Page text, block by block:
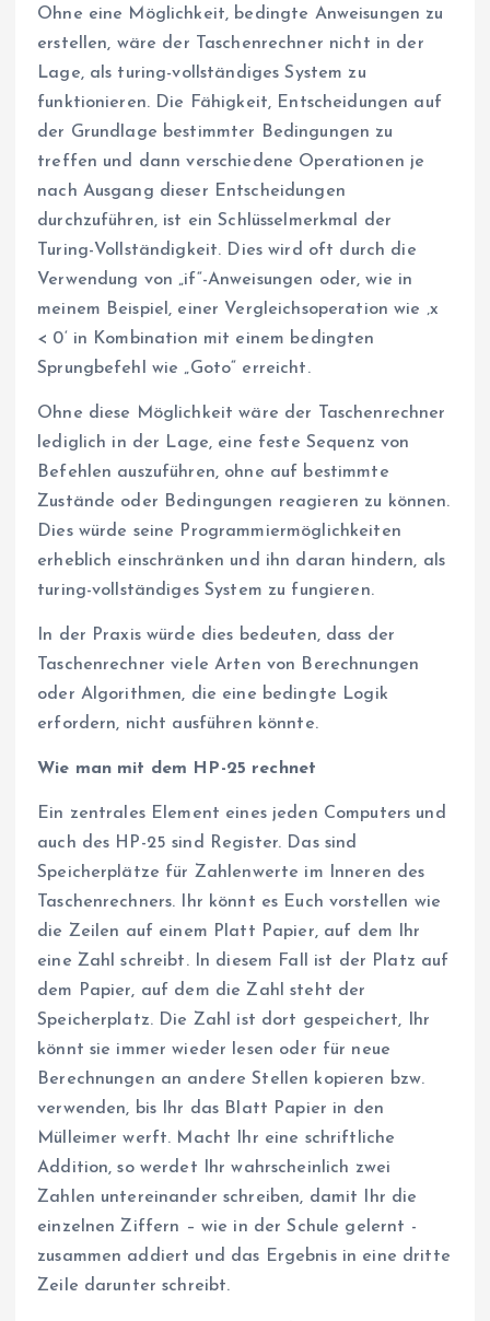
Ohne eine Möglichkeit, bedingte Anweisungen zu
erstellen, wäre der Taschenrechner nicht in der
Lage, als turing-vollständiges System zu
funktionieren. Die Fähigkeit, Entscheidungen auf
der Grundlage bestimmter Bedingungen zu
treffen und dann verschiedene Operationen je
nach Ausgang dieser Entscheidungen
durchzuführen, ist ein Schlüsselmerkmal der
Turing-Vollständigkeit. Dies wird oft durch die
Verwendung von „if“-Anweisungen oder, wie in
meinem Beispiel, einer Vergleichsoperation wie ‚x
< 0‘ in Kombination mit einem bedingten
Sprungbefehl wie „Goto“ erreicht.
Ohne diese Möglichkeit wäre der Taschenrechner
lediglich in der Lage, eine feste Sequenz von
Befehlen auszuführen, ohne auf bestimmte
Zustände oder Bedingungen reagieren zu können.
Dies würde seine Programmiermöglichkeiten
erheblich einschränken und ihn daran hindern, als
turing-vollständiges System zu fungieren.
In der Praxis würde dies bedeuten, dass der
Taschenrechner viele Arten von Berechnungen
oder Algorithmen, die eine bedingte Logik
erfordern, nicht ausführen könnte.
Wie man mit dem HP-25 rechnet
Ein zentrales Element eines jeden Computers und
auch des HP-25 sind Register. Das sind
Speicherplätze für Zahlenwerte im Inneren des
Taschenrechners. Ihr könnt es Euch vorstellen wie
die Zeilen auf einem Platt Papier, auf dem Ihr
eine Zahl schreibt. In diesem Fall ist der Platz auf
dem Papier, auf dem die Zahl steht der
Speicherplatz. Die Zahl ist dort gespeichert, Ihr
könnt sie immer wieder lesen oder für neue
Berechnungen an andere Stellen kopieren bzw.
verwenden, bis Ihr das Blatt Papier in den
Mülleimer werft. Macht Ihr eine schriftliche
Addition, so werdet Ihr wahrscheinlich zwei
Zahlen untereinander schreiben, damit Ihr die
einzelnen Ziffern – wie in der Schule gelernt -
zusammen addiert und das Ergebnis in eine dritte
Zeile darunter schreibt.